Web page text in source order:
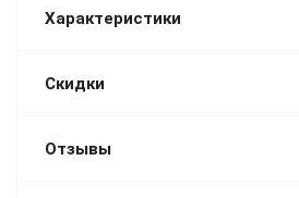
Характеристики
Скидки
Отзывы